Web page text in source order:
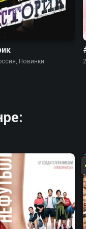
Новинки